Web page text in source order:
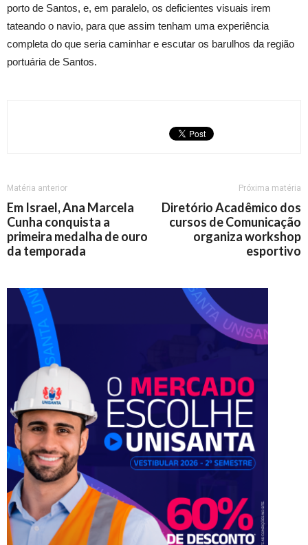
porto de Santos, e, em paralelo, os deficientes visuais irem
tateando o navio, para que assim tenham uma experiência
completa do que seria caminhar e escutar os barulhos da região
portuária de Santos.
Matéria anterior
Em Israel, Ana Marcela
Cunha conquista a
primeira medalha de ouro
da temporada
Próxima matéria
Diretório Acadêmico dos
cursos de Comunicação
organiza workshop
esportivo